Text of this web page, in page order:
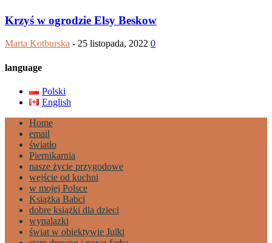
Krzyś w ogrodzie Elsy Beskow
Marta Kotburska - 25 listopada, 2022 0
language
Polski
English
Home
email
światło
Piernikarnia
nasze życie przygodowe
wejście od kuchni
w mojej Polsce
Książka Babci
dobre książki dla dzieci
wynalazki
świat w obiektywie Julki